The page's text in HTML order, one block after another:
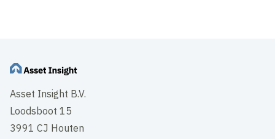
Asset Insight B.V.
Loodsboot 15
3991 CJ Houten